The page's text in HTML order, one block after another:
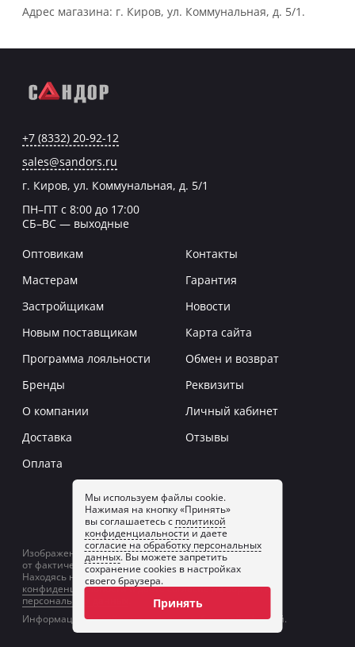
Адрес магазина: г. Киров, ул. Коммунальная, д. 5/1.
Мы используем файлы cookie.
Нажимая на кнопку «Принять»
вы соглашаетесь с политикой
конфиденциальности и даете
согласие на обработку персональных
данных. Вы можете запретить
сохранение cookies в настройках
своего браузера.
Принять
+7 (8332) 20-92-12
sales@sandors.ru
г. Киров, ул. Коммунальная, д. 5/1
ПН–ПТ с 8:00 до 17:00
СБ–ВС — выходные
Оптовикам
Мастерам
Застройщикам
Новым поставщикам
Программа лояльности
Бренды
О компании
Доставка
Оплата
Контакты
Гарантия
Новости
Карта сайта
Обмен и возврат
Реквизиты
Личный кабинет
Отзывы
Заказать звонок
Изображение товаров на сайте может отличаться
от фактического изображения.
Находясь на сайте, вы принимаетеполитику
конфиденциальностии даетесогласие на обработку
персональных данных
Информация на сайте не является публичной офертой.